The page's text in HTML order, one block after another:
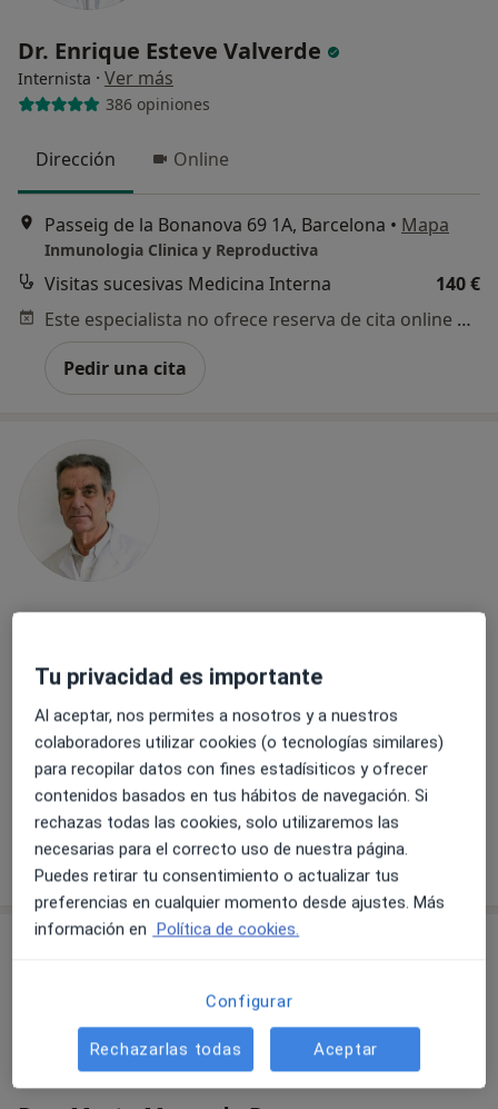
Dr. Enrique Esteve Valverde
Internista · Ver más
386 opiniones
Dirección Online
Passeig de la Bonanova 69 1A, Barcelona • Mapa
Inmunologia Clinica y Reproductiva
Visitas sucesivas Medicina Interna
140 €
Este especialista no ofrece reserva de cita online en esta dirección.
Pedir una cita
Dr. Juan María Mañà Rey
10 opiniones
Carrer de les Tres Torres 7, Barcelona•Mapa
Clínica Corachan
Visitas sucesivas Medicina Interna
Pedir una cita
Tu privacidad es importante
Al aceptar, nos permites a nosotros y a nuestros
colaboradores utilizar cookies (o tecnologías similares)
para recopilar datos con fines estadísiticos y ofrecer
contenidos basados en tus hábitos de navegación. Si
rechazas todas las cookies, solo utilizaremos las
necesarias para el correcto uso de nuestra página.
Puedes retirar tu consentimiento o actualizar tus
preferencias en cualquier momento desde ajustes. Más
información en Política de cookies.
Configurar
Rechazarlas todas Aceptar